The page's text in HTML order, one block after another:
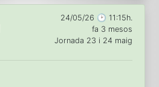
24/05/26 🕑 11:15h.
fa 3 mesos
Jornada 23 i 24 maig